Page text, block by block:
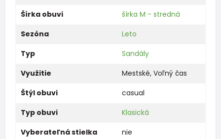
Šírka obuvi
šírka M - stredná
Sezóna
Leto
Typ
Sandály
Využitie
Mestské, Voľný čas
Štýl obuvi
casual
Typ obuvi
Klasická
Vyberateľná stielka
nie